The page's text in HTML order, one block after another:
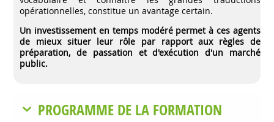
opérationnelles, constitue un avantage certain.
Un investissement en temps modéré permet à ces agents
de mieux situer leur rôle par rapport aux règles de
préparation, de passation et d'exécution d'un marché
public.
PROGRAMME DE LA FORMATION